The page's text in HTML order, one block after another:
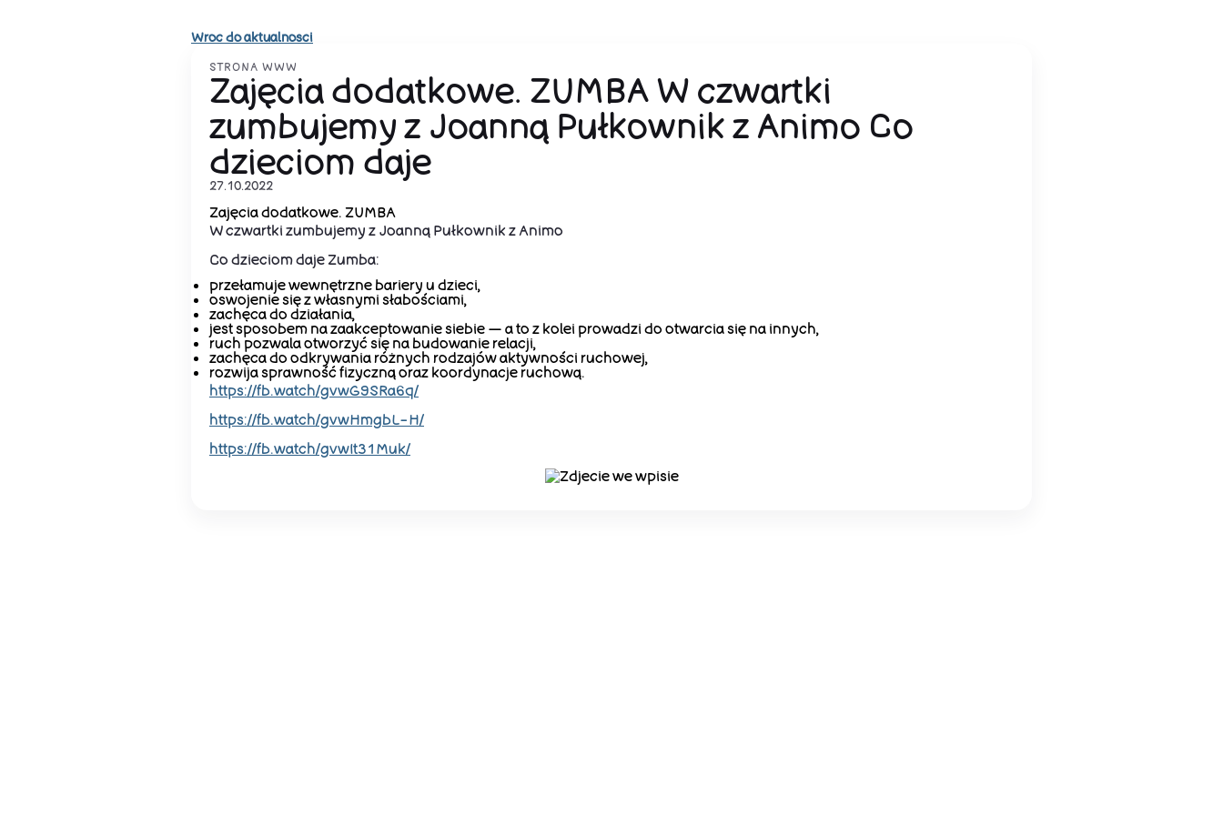
Wroc do aktualnosci
STRONA WWW
Zajęcia dodatkowe. ZUMBA W czwartki
zumbujemy z Joanną Pułkownik z Animo Co
dzieciom daje
27.10.2022
Zajęcia dodatkowe. ZUMBA
W czwartki zumbujemy z Joanną Pułkownik z Animo
Co dzieciom daje Zumba:
przełamuje wewnętrzne bariery u dzieci,
oswojenie się z własnymi słabościami,
zachęca do działania,
jest sposobem na zaakceptowanie siebie — a to z kolei prowadzi do otwarcia się na innych,
ruch pozwala otworzyć się na budowanie relacji,
zachęca do odkrywania różnych rodzajów aktywności ruchowej,
rozwija sprawność fizyczną oraz koordynacje ruchową.
https://fb.watch/gvwG9SRa6q/
https://fb.watch/gvwHmgbL-H/
https://fb.watch/gvwIt31Muk/